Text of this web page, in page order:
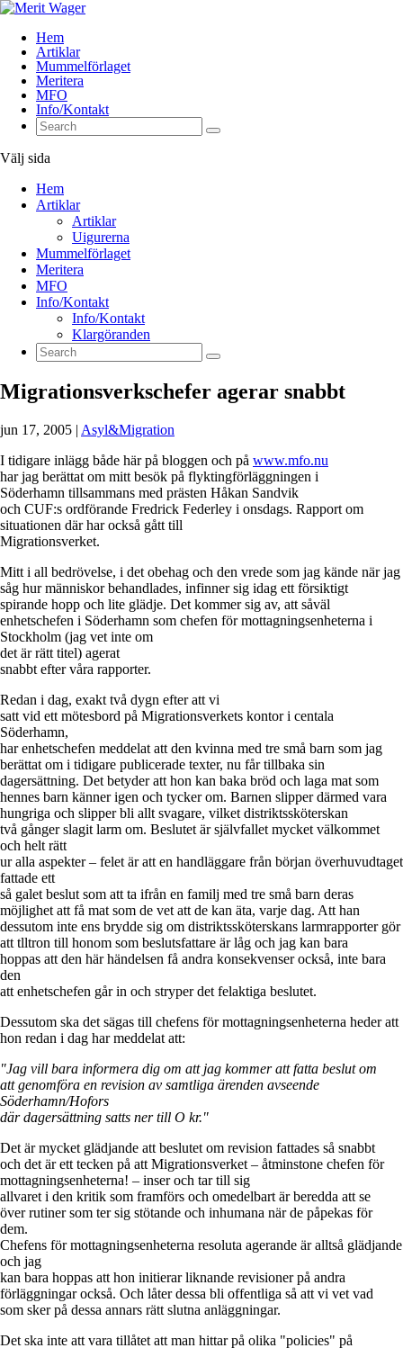
Hem
Artiklar
Mummelförlaget
Meritera
MFO
Info/Kontakt
Välj sida
Hem
Artiklar
Artiklar
Uigurerna
Mummelförlaget
Meritera
MFO
Info/Kontakt
Info/Kontakt
Klargöranden
Migrationsverkschefer agerar snabbt
jun 17, 2005 | Asyl&Migration
I tidigare inlägg både här på bloggen och på www.mfo.nu
har jag berättat om mitt besök på flyktingförläggningen i
Söderhamn tillsammans med prästen Håkan Sandvik
och CUF:s ordförande Fredrick Federley i onsdags. Rapport om
situationen där har också gått till
Migrationsverket.
Mitt i all bedrövelse, i det obehag och den vrede som jag kände när jag
såg hur människor behandlades, infinner sig idag ett försiktigt
spirande hopp och lite glädje. Det kommer sig av, att såväl
enhetschefen i Söderhamn som chefen för mottagningsenheterna i
Stockholm (jag vet inte om
det är rätt titel) agerat
snabbt efter våra rapporter.
Redan i dag, exakt två dygn efter att vi
satt vid ett mötesbord på Migrationsverkets kontor i centala
Söderhamn,
har enhetschefen meddelat att den kvinna med tre små barn som jag
berättat om i tidigare publicerade texter, nu får tillbaka sin
dagersättning. Det betyder att hon kan baka bröd och laga mat som
hennes barn känner igen och tycker om. Barnen slipper därmed vara
hungriga och slipper bli allt svagare, vilket distriktssköterskan
två gånger slagit larm om. Beslutet är självfallet mycket välkommet
och helt rätt
ur alla aspekter – felet är att en handläggare från början överhuvudtaget
fattade ett
så galet beslut som att ta ifrån en familj med tre små barn deras
möjlighet att få mat som de vet att de kan äta, varje dag. Att han
dessutom inte ens brydde sig om distriktssköterskans larmrapporter gör
att tlltron till honom som beslutsfattare är låg och jag kan bara
hoppas att den här händelsen få andra konsekvenser också, inte bara
den
att enhetschefen går in och stryper det felaktiga beslutet.
Dessutom ska det sägas till chefens för mottagningsenheterna heder att
hon redan i dag har meddelat att:
"Jag vill bara informera dig om att jag kommer att fatta beslut om
att genomföra en revision av samtliga ärenden avseende
Söderhamn/Hofors
där dagersättning satts ner till O kr."
Det är mycket glädjande att beslutet om revision fattades så snabbt
och det är ett tecken på att Migrationsverket – åtminstone chefen för
mottagningsenheterna! – inser och tar till sig
allvaret i den kritik som framförs och omedelbart är beredda att se
över rutiner som ter sig stötande och inhumana när de påpekas för
dem.
Chefens för mottagningsenheterna resoluta agerande är alltså glädjande
och jag
kan bara hoppas att hon initierar liknande revisioner på andra
förläggningar också. Och låter dessa bli offentliga så att vi vet vad
som sker på dessa annars rätt slutna anläggningar.
Det ska inte att vara tillåtet att man hittar på olika "policies" på